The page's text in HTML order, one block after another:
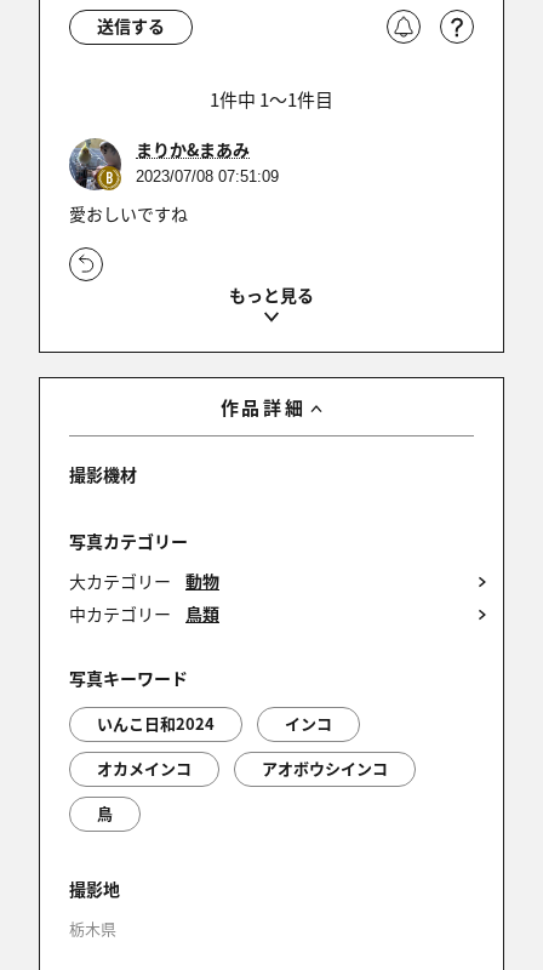
送信する
1件中 1〜1件目
まりか&まあみ
2023/07/08 07:51:09
愛おしいですね
1件中 1〜1件目
作品詳細
撮影機材
写真カテゴリー
大カテゴリー
動物
中カテゴリー
鳥類
写真キーワード
いんこ日和2024
インコ
オカメインコ
アオボウシインコ
鳥
撮影地
栃木県